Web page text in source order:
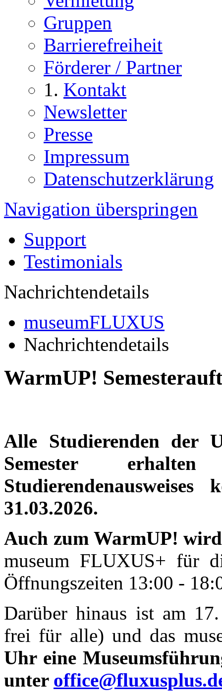
Gruppen
Barrierefreiheit
Förderer / Partner
Kontakt
Newsletter
Presse
Impressum
Datenschutzerklärung
Navigation überspringen
Support
Testimonials
Nachrichtendetails
museumFLUXUS
Nachrichtendetails
WarmUP!
Alle Studierenden der
Semester
31.03.2026.
Auch zum WarmUP!
museum FLUXUS+ für
Öffnungszeiten 13:00 -
Darüber hinaus ist am
frei für alle) und das
Uhr eine
unter